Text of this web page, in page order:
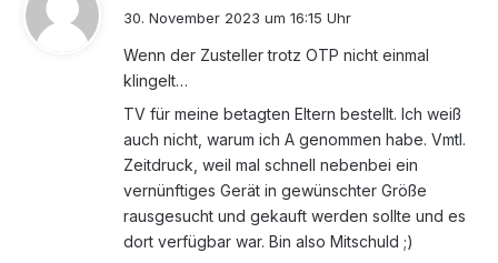
t
30. November 2023 um 16:15 Uhr
Wenn der Zusteller trotz OTP nicht einmal
klingelt…
TV für meine betagten Eltern bestellt. Ich weiß
auch nicht, warum ich A genommen habe. Vmtl.
Zeitdruck, weil mal schnell nebenbei ein
vernünftiges Gerät in gewünschter Größe
rausgesucht und gekauft werden sollte und es
dort verfügbar war. Bin also Mitschuld ;)